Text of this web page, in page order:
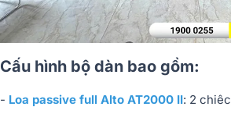
Cấu hình bộ dàn bao gồm:
- Loa passive full Alto AT2000 II: 2 chiêc